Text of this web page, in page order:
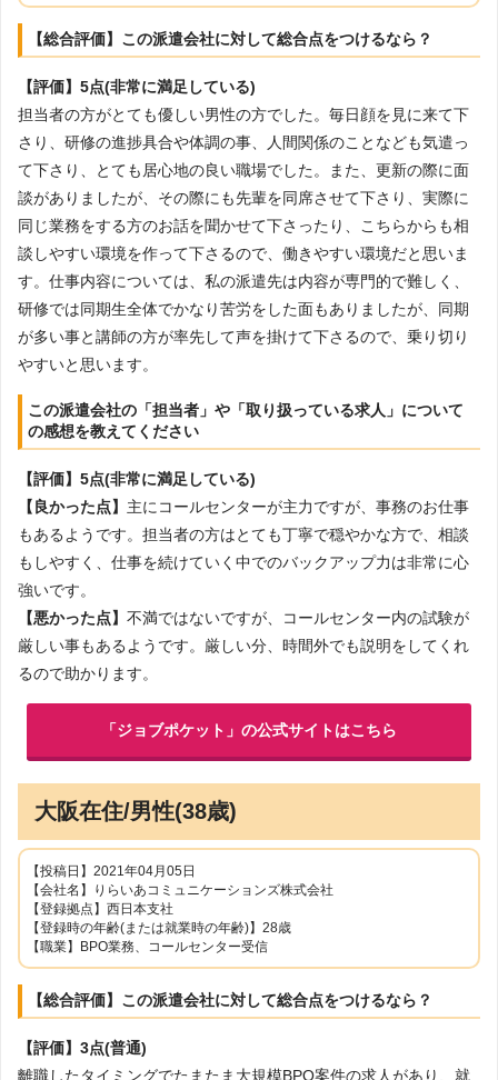
【総合評価】この派遣会社に対して総合点をつけるなら？
【評価】5点(非常に満足している)
担当者の方がとても優しい男性の方でした。毎日顔を見に来て下
さり、研修の進捗具合や体調の事、人間関係のことなども気遣っ
て下さり、とても居心地の良い職場でした。また、更新の際に面
談がありましたが、その際にも先輩を同席させて下さり、実際に
同じ業務をする方のお話を聞かせて下さったり、こちらからも相
談しやすい環境を作って下さるので、働きやすい環境だと思いま
す。仕事内容については、私の派遣先は内容が専門的で難しく、
研修では同期生全体でかなり苦労をした面もありましたが、同期
が多い事と講師の方が率先して声を掛けて下さるので、乗り切り
やすいと思います。
この派遣会社の「担当者」や「取り扱っている求人」について
の感想を教えてください
【評価】5点(非常に満足している)
【良かった点】 主にコールセンターが主力ですが、事務のお仕事
もあるようです。担当者の方はとても丁寧で穏やかな方で、相談
もしやすく、仕事を続けていく中でのバックアップ力は非常に心
強いです。
【悪かった点】 不満ではないですが、コールセンター内の試験が
厳しい事もあるようです。厳しい分、時間外でも説明をしてくれ
るので助かります。
「ジョブポケット」の公式サイトはこちら
大阪在住/男性(38歳)
【投稿日】2021年04月05日
【会社名】りらいあコミュニケーションズ株式会社
【登録拠点】西日本支社
【登録時の年齢(または就業時の年齢)】28歳
【職業】BPO業務、コールセンター受信
【総合評価】この派遣会社に対して総合点をつけるなら？
【評価】3点(普通)
離職したタイミングでたまたま大規模BPO案件の求人があり、就